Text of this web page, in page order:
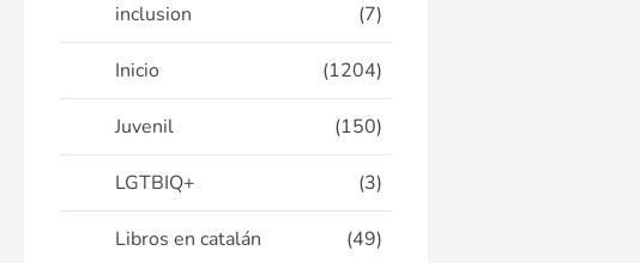
inclusion (7)
Inicio (1204)
Juvenil (150)
LGTBIQ+ (3)
Libros en catalán (49)